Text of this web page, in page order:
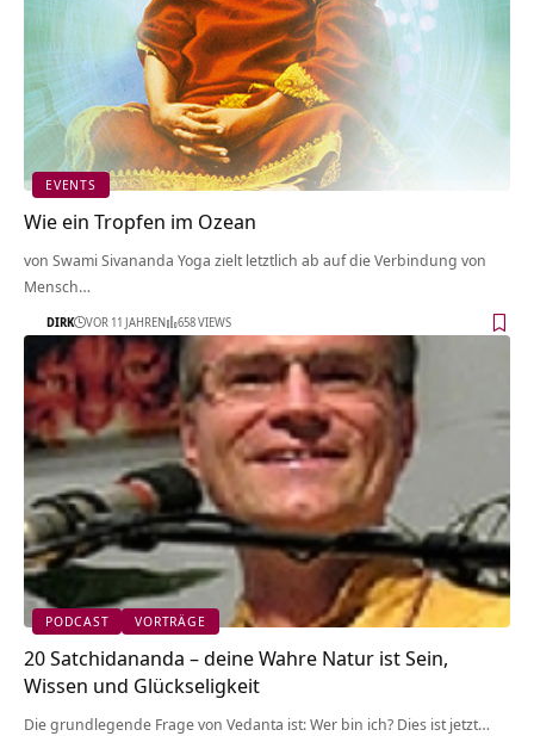
EVENTS
Wie ein Tropfen im Ozean
von Swami Sivananda Yoga zielt letztlich ab auf die Verbindung von
Mensch…
DIRK VOR 11 JAHREN 658 VIEWS
PODCAST VORTRÄGE
20 Satchidananda – deine Wahre Natur ist Sein,
Wissen und Glückseligkeit
Die grundlegende Frage von Vedanta ist: Wer bin ich? Dies ist jetzt…